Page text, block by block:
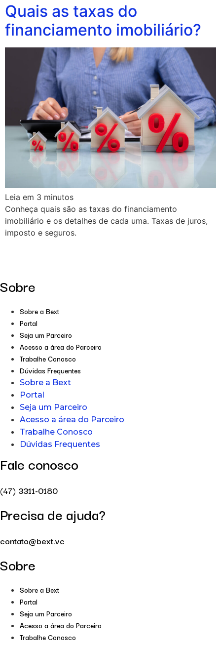
Quais as taxas do
financiamento imobiliário?
Leia em 3 minutos
Conheça quais são as taxas do financiamento
imobiliário e os detalhes de cada uma. Taxas de juros,
imposto e seguros.
Sobre
Sobre a Bext
Portal
Seja um Parceiro
Acesso a área do Parceiro
Trabalhe Conosco
Dúvidas Frequentes
Sobre a Bext
Portal
Seja um Parceiro
Acesso a área do Parceiro
Trabalhe Conosco
Dúvidas Frequentes
Fale conosco
(47) 3311-0180
Precisa de ajuda?
contato@bext.vc
Sobre
Sobre a Bext
Portal
Seja um Parceiro
Acesso a área do Parceiro
Trabalhe Conosco